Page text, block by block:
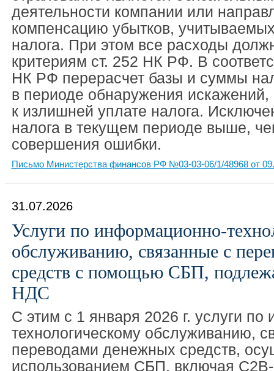
деятельности компании или
компенсацию убытков,
налога. При этом все расходы
критериям ст. 252 НК РФ. В
НК РФ перерасчет базы и суммы
в периоде обнаружения
к излишней уплате налога.
налога в текущем периоде выше,
совершения ошибки.
Письмо Министерства финансов РФ №03-03-06/1/48968 от
31.07.2026
Услуги по информационно-
обслуживанию, связанные с
средств с помощью СБП,
НДС
C этим с 1 января 2026 г. услуги
технологическому обслуживанию,
переводами денежных средств,
использованием СБП, включая